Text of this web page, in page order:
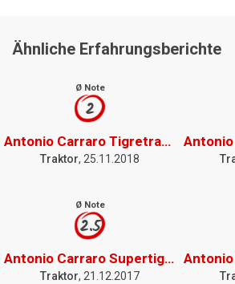
Ähnliche Erfahrungsberichte
Ø Note
2
Antonio Carraro Tigretrac 7700
Traktor, 25.11.2018
Ø Note
2.5
Antonio Carraro Supertigre 5500
Traktor, 21.12.2017